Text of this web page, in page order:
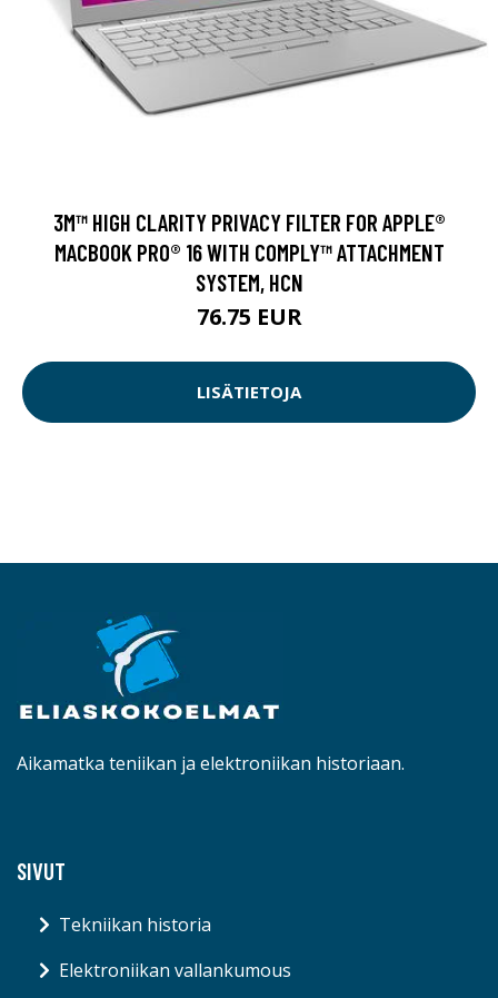
3M™ HIGH CLARITY PRIVACY FILTER FOR APPLE®
MACBOOK PRO® 16 WITH COMPLY™ ATTACHMENT
SYSTEM, HCN
76.75 EUR
LISÄTIETOJA
Aikamatka teniikan ja elektroniikan historiaan.
SIVUT
Tekniikan historia
Elektroniikan vallankumous